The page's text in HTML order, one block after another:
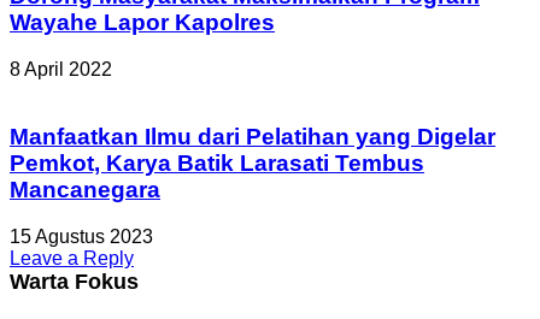
Wayahe Lapor Kapolres
8 April 2022
Manfaatkan Ilmu dari Pelatihan yang Digelar
Pemkot, Karya Batik Larasati Tembus
Mancanegara
15 Agustus 2023
Leave a Reply
Warta Fokus